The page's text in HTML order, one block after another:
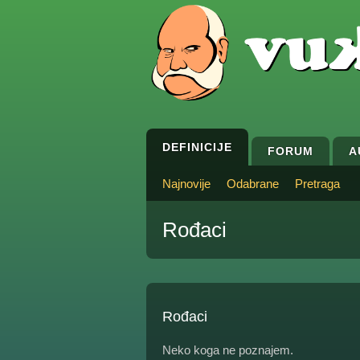
DEFINICIJE FORUM
Najnovije Odabrane Pretraga
Rođaci
Rođaci
Neko koga ne poznajem.